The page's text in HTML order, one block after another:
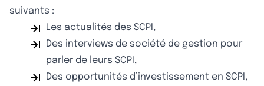
suivants :
Les actualités des SCPI,
Des interviews de société de gestion pour
parler de leurs SCPI,
Des opportunités d’investissement en SCPI,